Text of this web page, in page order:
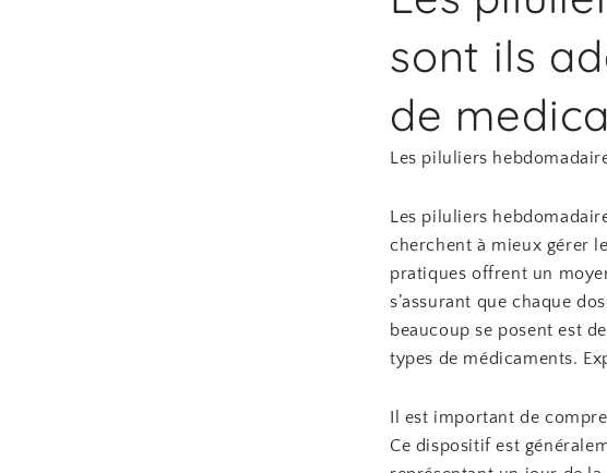
sont ils
de
Les piluliers
Les piluliers
cherchent à mieux gérer
pratiques offrent un
s’assurant que chaque
beaucoup se posent est
types de médicaments.
Il est important de
Ce dispositif est